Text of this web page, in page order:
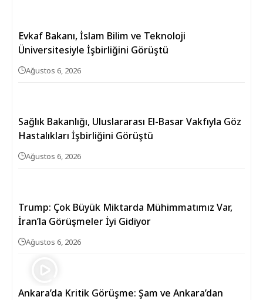
Evkaf Bakanı, İslam Bilim ve Teknoloji
Üniversitesiyle İşbirliğini Görüştü
Ağustos 6, 2026
Sağlık Bakanlığı, Uluslararası El-Basar Vakfıyla Göz
Hastalıkları İşbirliğini Görüştü
Ağustos 6, 2026
Trump: Çok Büyük Miktarda Mühimmatımız Var,
İran’la Görüşmeler İyi Gidiyor
Ağustos 6, 2026
Ankara’da Kritik Görüşme: Şam ve Ankara’dan